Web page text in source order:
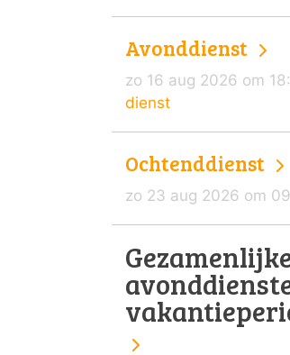
Avonddienst
zo 16 aug 2026 om
dienst
Ochtenddienst
zo 23 aug 2026 om